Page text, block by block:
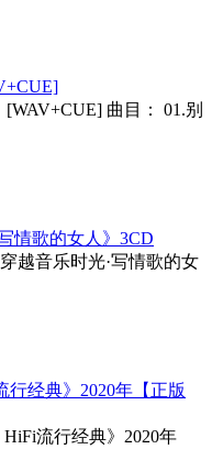
曲目： 01.别
情歌的女人》3CD
越音乐时光·写情歌的女
经典》2020年【正版
流行经典》2020年